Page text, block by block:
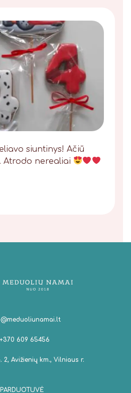
siuntinys! Ačiū
Atrodo nerealiai
+370 609 65456
2, Avižienių km., Vilniaus r.